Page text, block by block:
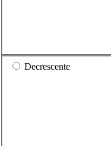
Decrescente